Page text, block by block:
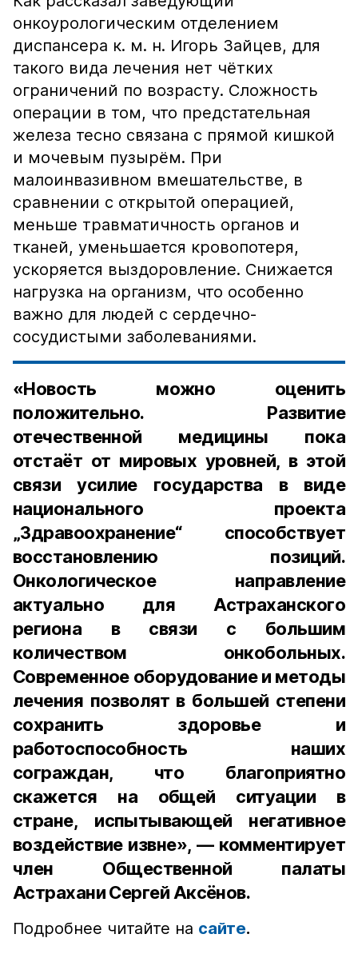
онкоурологическим отделением
диспансера к. м. н. Игорь Зайцев, для
такого вида лечения нет чётких
ограничений по возрасту. Сложность
операции в том, что предстательная
железа тесно связана с прямой кишкой
и мочевым пузырём. При
малоинвазивном вмешательстве, в
сравнении с открытой операцией,
меньше травматичность органов и
тканей, уменьшается кровопотеря,
ускоряется выздоровление. Снижается
нагрузка на организм, что особенно
важно для людей с сердечно-
сосудистыми заболеваниями.
«Новость можно оценить
положительно. Развитие
отечественной медицины пока
отстаёт от мировых уровней, в этой
связи усилие государства в виде
национального проекта
„Здравоохранение“ способствует
восстановлению позиций.
Онкологическое направление
актуально для Астраханского
региона в связи с большим
количеством онкобольных.
Современное оборудование и методы
лечения позволят в большей степени
сохранить здоровье и
работоспособность наших
сограждан, что благоприятно
скажется на общей ситуации в
стране, испытывающей негативное
воздействие извне», — комментирует
член Общественной палаты
Астрахани Сергей Аксёнов.
Подробнее читайте на сайте.